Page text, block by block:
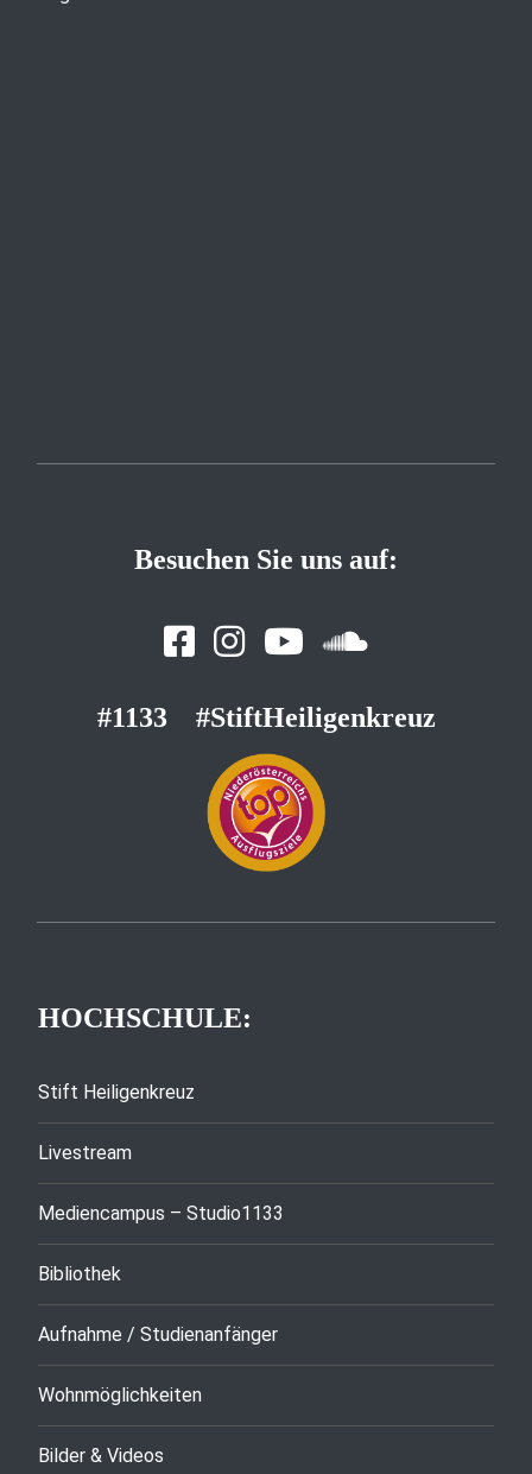
Besuchen Sie uns auf:
#1133 #StiftHeiligenkreuz
HOCHSCHULE:
Stift Heiligenkreuz
Livestream
Mediencampus – Studio1133
Bibliothek
Aufnahme / Studienanfänger
Wohnmöglichkeiten
Bilder & Videos